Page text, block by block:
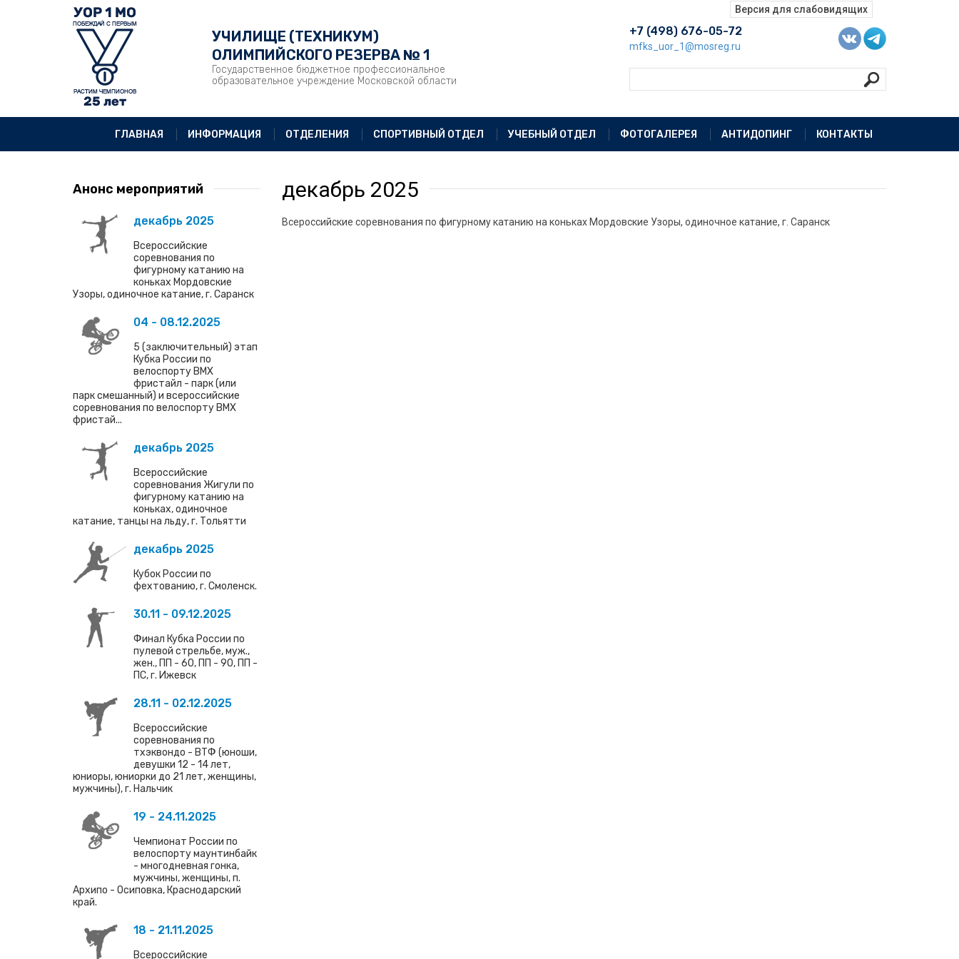
УЧИЛИЩЕ (ТЕХНИКУМ)
ОЛИМПИЙСКОГО РЕЗЕРВА № 1
Государственное бюджетное профессиональное
образовательное учреждение Московской области
+7 (498) 676-05-72
mfks_uor_1@mosreg.ru
ГЛАВНАЯ ИНФОРМАЦИЯ ОТДЕЛЕНИЯ СПОРТИВНЫЙ ОТДЕЛ УЧЕБНЫЙ ОТДЕЛ ФОТОГАЛЕРЕЯ АНТИДОПИНГ КОНТАКТЫ
Анонс мероприятий
декабрь 2025
Всероссийские
соревнования по
фигурному катанию на
коньках Мордовские
Узоры, одиночное катание, г. Саранск
04 - 08.12.2025
5 (заключительный) этап
Кубка России по
велоспорту ВМХ
фристайл - парк (или
парк смешанный) и всероссийские
соревнования по велоспорту ВМХ
фристай...
декабрь 2025
Всероссийские
соревнования Жигули по
фигурному катанию на
коньках, одиночное
катание, танцы на льду, г. Тольятти
декабрь 2025
Кубок России по
фехтованию, г. Смоленск.
30.11 - 09.12.2025
Финал Кубка России по
пулевой стрельбе, муж.,
жен., ПП - 60, ПП - 90, ПП -
ПС, г. Ижевск
28.11 - 02.12.2025
Всероссийские
соревнования по
тхэквондо - ВТФ (юноши,
девушки 12 - 14 лет,
юниоры, юниорки до 21 лет, женщины,
мужчины), г. Нальчик
19 - 24.11.2025
Чемпионат России по
велоспорту маунтинбайк
- многодневная гонка,
мужчины, женщины, п.
Архипо - Осиповка, Краснодарский
край.
18 - 21.11.2025
Всероссийские
декабрь 2025
Всероссийские соревнования по фигурному катанию на коньках Мордовские Узоры, одиночное катание, г. Саранск